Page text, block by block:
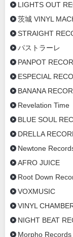
LIGHTS OUT
茨城 VINYL
STRAIGHT
パストラーレ
PANPOT
ESPECIAL
BANANA
Revelation Time
BLUE SOUL
DRELLA
Newtone
AFRO JUICE
Root Down
VOXMUSIC
VINYL
NIGHT BEAT
Morpho Records